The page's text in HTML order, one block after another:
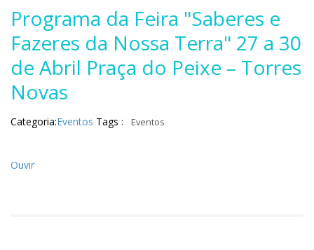
Programa da Feira "Saberes e
Fazeres da Nossa Terra" 27 a 30
de Abril Praça do Peixe – Torres
Novas
Categoria:Eventos Tags : Eventos
Ouvir